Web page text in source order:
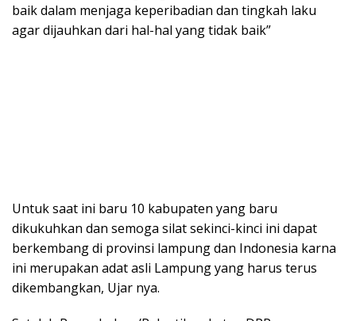
baik dalam menjaga keperibadian dan tingkah laku
agar dijauhkan dari hal-hal yang tidak baik”
Untuk saat ini baru 10 kabupaten yang baru
dikukuhkan dan semoga silat sekinci-kinci ini dapat
berkembang di provinsi lampung dan Indonesia karna
ini merupakan adat asli Lampung yang harus terus
dikembangkan, Ujar nya.